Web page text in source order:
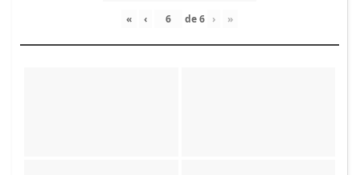
« ‹ de6 › »